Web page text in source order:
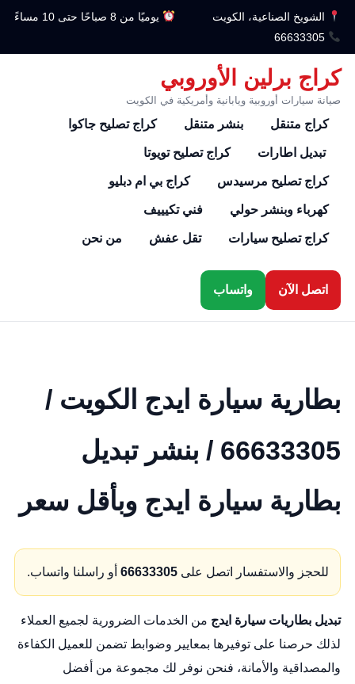
الشويخ الصناعية، الكويت
يوميًا من 8 صباحًا حتى 10 مساءً
66633305
كراج برلين الأوروبي
صيانة سيارات أوروبية ويابانية وأمريكية في الكويت
كراج متنقل بنشر متنقل كراج تصليح جاكوا
تبديل اطارات كراج تصليح تويوتا
كراج تصليح مرسيدس كراج بي ام دبليو
كهرباء وبنشر حولي فني تكيييف
كراج تصليح سيارات تقل عفش من نحن
اتصل الآن واتساب
بطارية سيارة ايدج الكويت /
66633305 / بنشر تبديل
بطارية سيارة ايدج وبأقل سعر
للحجز والاستفسار اتصل على 66633305أو راسلنا واتساب.
تبديل بطاريات سيارة ايدج من الخدمات الضرورية لجميع العملاء
لذلك حرصنا على توفيرها بمعايير وضوابط تضمن للعميل الكفاءة
والمصداقية والأمانة، فنحن نوفر لك مجموعة من أفضل